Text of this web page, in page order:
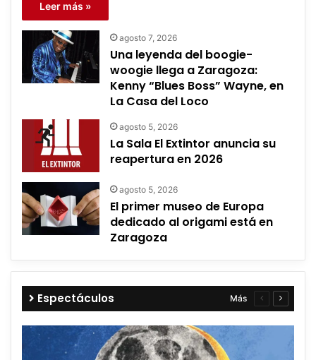
Leer más »
agosto 7, 2026
Una leyenda del boogie-
woogie llega a Zaragoza:
Kenny “Blues Boss” Wayne, en
La Casa del Loco
agosto 5, 2026
La Sala El Extintor anuncia su
reapertura en 2026
agosto 5, 2026
El primer museo de Europa
dedicado al origami está en
Zaragoza
Espectáculos Más
Página
anterior